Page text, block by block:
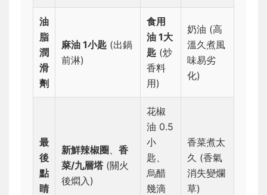
油
脂
潤
滑
劑
麻油 1小匙 (出鍋
前淋)
食用
油 1大
匙 (炒
香料
用)
奶油 (高
溫久煮風
味易劣
化)
最
後
點
睛
新鮮辣椒圈 、 香
菜/九層塔 (關火
後燜入)
花椒
油 0.5
小
匙、
烏醋
幾滴
香菜煮太
久 (香氣
消失變爛
草)